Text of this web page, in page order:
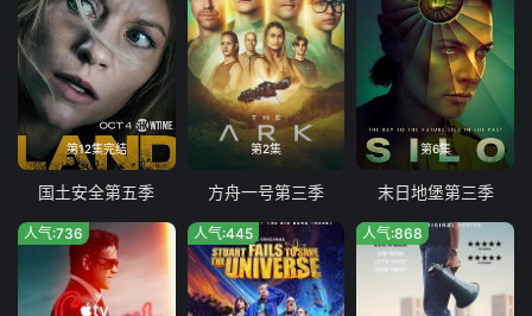
第12集完结
国土安全第五季
第2集
方舟一号第三季
第6集
末日地堡第三季
人气:736 人气:445 人气:868